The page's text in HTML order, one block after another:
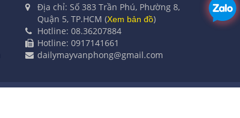
Địa chỉ: Số 383 Trần Phú, Phường 8,
Quận 5, TP.HCM (Xem bản đồ)
Hotline: 08.36207884
Hotline: 0917141661
dailymayvanphong@gmail.com